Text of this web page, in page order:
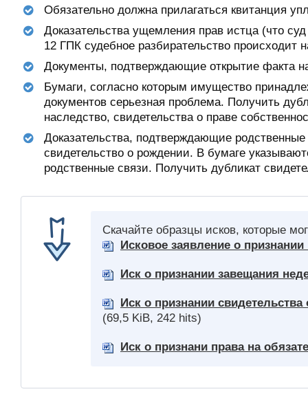
Обязательно должна прилагаться квитанция
Доказательства ущемления прав истца (что
12 ГПК судебное разбирательство происходит
Документы, подтверждающие открытие факта
Бумаги, согласно которым имущество
документов серьезная проблема. Получить
наследство, свидетельства о праве
Доказательства, подтверждающие
свидетельство о рождении. В бумаге
родственные связи. Получить дубликат
Скачайте образцы исков, которые
Исковое заявление о
Иск о признании завещания
Иск о признании
(69,5 KiB, 242 hits)
Иск о признани права на